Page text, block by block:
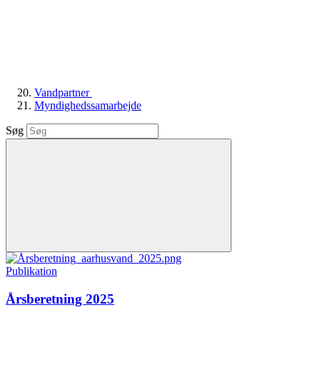
Vandpartner
Myndighedssamarbejde
Søg
Publikation
Årsberetning 2025